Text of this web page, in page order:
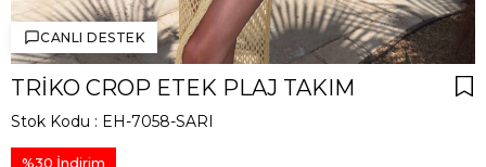
CANLI DESTEK
TRIKO CROP ETEK PLAJ TAKIM
Stok Kodu EH-7058-SARI
%30 İndirim